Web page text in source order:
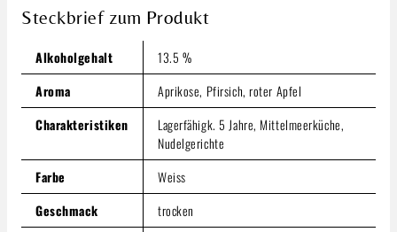
11,99 €
(15,99 € / 1 Liter)
Preise inkl. MwSt. zzgl. Versandkosten
Produkt Anzahl: Gib den gewünschten Wert ein oder
In den Warenkorb
Steckbrief zum Produkt
Alkoholgehalt
13.5 %
Aroma
Aprikose, Pfirsich, roter Apfel
Charakteristiken
Lagerfähigk. 5 Jahre, Mittelmeerküche,
Nudelgerichte
Farbe
Weiss
Geschmack
trocken